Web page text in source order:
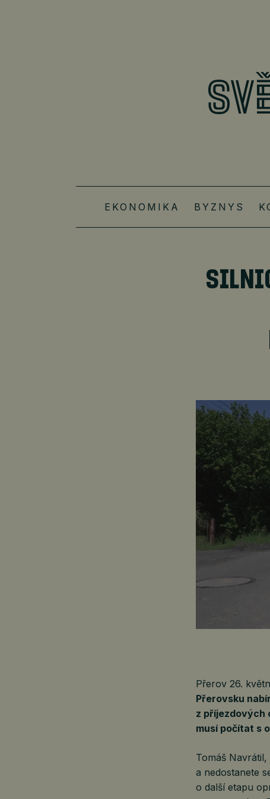
EKONOMIKA BYZNYS
Přerov 26.
Přerovsku
z příjezdových
musí počítat s
Tomáš
a nedostanete
o další etapu